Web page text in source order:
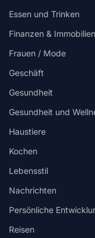
Essen und Trinken
Finanzen & Immobilien
Frauen / Mode
Geschäft
Gesundheit
Gesundheit und
Haustiere
Kochen
Lebensstil
Nachrichten
Persönliche
Reisen